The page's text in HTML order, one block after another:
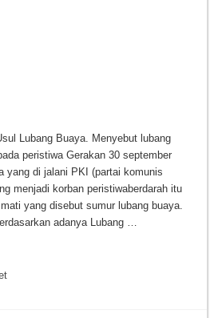
Lubang Buaya. Menyebut lubang
peristiwa Gerakan 30 september
yang di jalani PKI (partai komunis
menjadi korban peristiwaberdarah itu
yang disebut sumur lubang buaya.
adanya Lubang …